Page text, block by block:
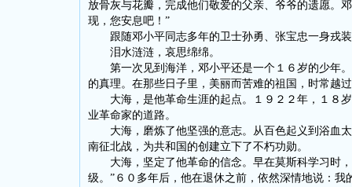
放骨灰与花瓣，完成他们敬爱的父亲、爷爷的遗愿。
现，您安息吧！”
跟随邓小平同志多年的卫士孙勇、张宝忠一身戎装
泪水涟涟，哀思绵绵。
第一次见到海洋，邓小平还是一个１６岁的少年。
的真理。在那些日子里，美丽而苦难的祖国，时常
大海，是他革命生涯的起点。１９２２年，１８岁
业革命家的道路。
大海，磨炼了他坚强的意志。从百色起义到浴血太
南征北战，为共和国的创建立下了不朽功勋。
大海，坚定了他革命的信念。早在莫斯科学习时，
级。”６０多年后，他在退休之前，依然深情地说：